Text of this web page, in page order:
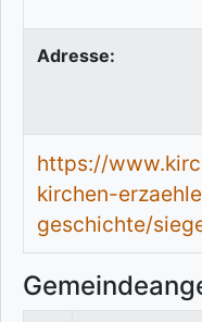
Adresse:
https://
kirchen-
geschichte/